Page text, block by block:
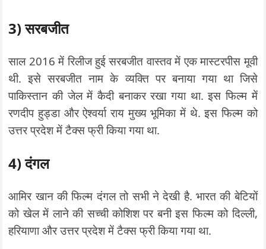
3) सरबजीत
साल 2016 में रिलीज हुई सरबजीत वास्तव में एक मास्टरपीस मूवी
थी. इसे सरबजीत नाम के व्यक्ति पर बनाया गया था जिसे
पाकिस्तान की जेल में कैदी बनाकर रखा गया था. इस फिल्म में
रणदीप हुड्डा और ऐश्वर्या राय मुख्य भूमिका में थे. इस फिल्म को
उत्तर प्रदेश में टैक्स फ्री किया गया था.
4) दंगल
आमिर खान की फिल्म दंगल तो सभी ने देखी है. भारत की बेटियों
को खेल में लाने की सच्ची कोशिश पर बनी इस फिल्म को दिल्ली,
हरियाणा और उत्तर प्रदेश में टैक्स फ्री किया गया था.